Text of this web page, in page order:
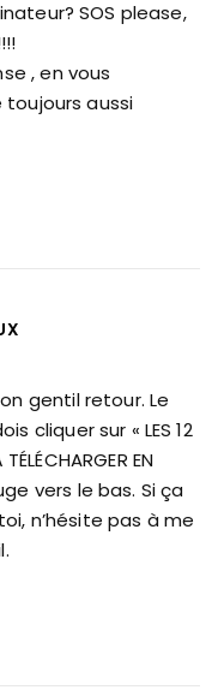
SOS please,
, en vous
aussi
gentil retour. Le
cliquer sur « LES 12
EN
vers le bas. Si ça
n’hésite pas à me